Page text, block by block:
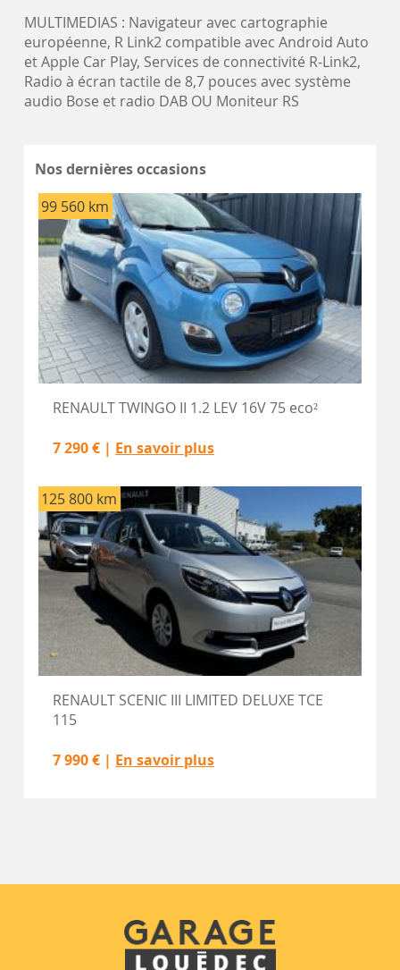
MULTIMEDIAS : Navigateur avec cartographie
européenne, R Link2 compatible avec Android Auto
et Apple Car Play, Services de connectivité R-Link2,
Radio à écran tactile de 8,7 pouces avec système
audio Bose et radio DAB OU Moniteur RS
Nos dernières occasions
99 560 km
RENAULT TWINGO II 1.2 LEV 16V 75 eco²
7 290 € | En savoir plus
125 800 km
RENAULT SCENIC III LIMITED DELUXE TCE
115
7 990 € | En savoir plus